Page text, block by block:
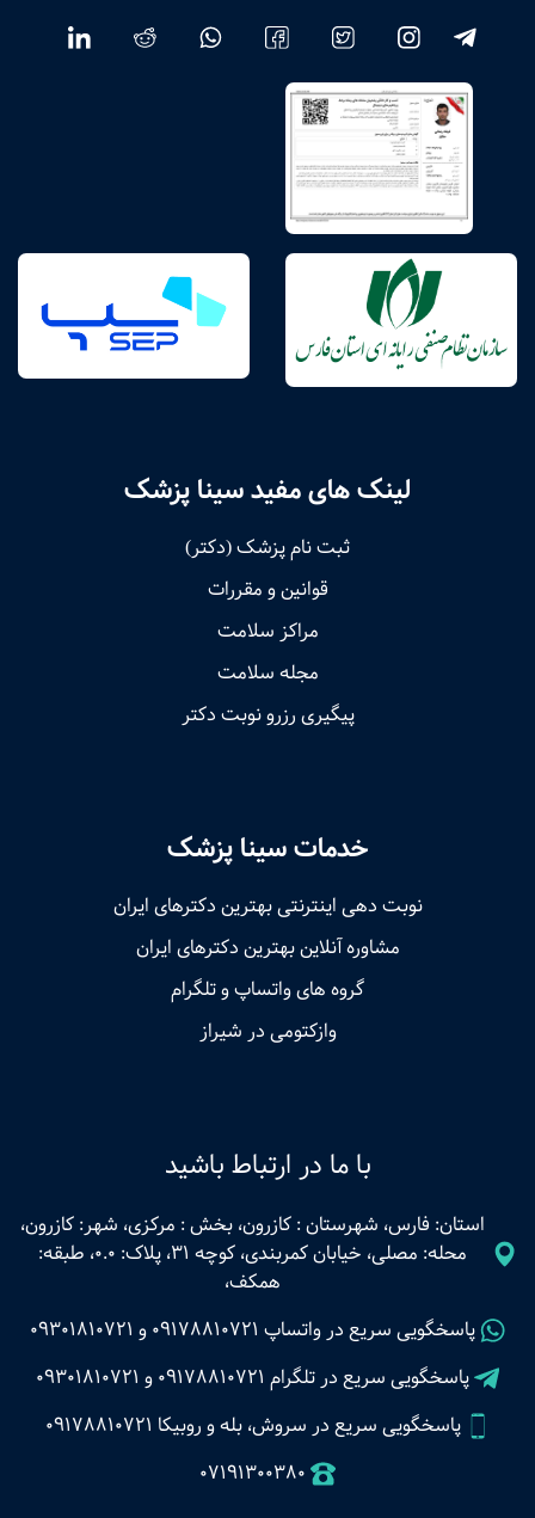
لینک های مفید سینا پزشک
ثبت نام پزشک (دکتر)
قوانین و مقررات
مراکز سلامت
مجله سلامت
پیگیری رزرو نوبت دکتر
خدمات سینا پزشک
نوبت‌ دهی اینترنتی بهترین دکترهای ایران
مشاوره آنلاین بهترین دکترهای ایران
گروه های واتساپ و تلگرام
وازکتومی در شیراز
با ما در ارتباط باشید
استان: فارس، شهرستان : کازرون، بخش : مرکزی، شهر: کازرون،
محله: مصلی، خیابان کمربندی، کوچه 31، پلاک: 0.0، طبقه:
همکف،
پاسخگویی سریع در واتساپ 09178810721 و 09301810721
پاسخگویی سریع در تلگرام 09178810721 و 09301810721
پاسخگویی سریع در سروش، بله و روبیکا 09178810721
07191300380